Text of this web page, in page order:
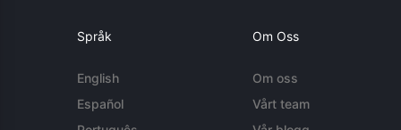
Språk
English
Español
Om Oss
Om oss
Vårt team